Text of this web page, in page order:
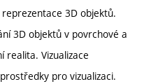
3D objektů.
3D objektů v povrchové a
realita. Vizualizace
pro vizualizaci.